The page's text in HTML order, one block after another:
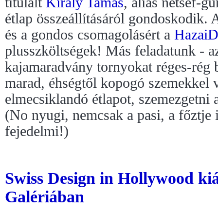
étlap összeállításáról gondoskodik.
és a gondos csomagolásért a
plusszköltségek! Más feladatunk -
kajamaradvány tornyokat réges-rég
marad, éhségtől kopogó szemekkel
elmecsiklandó étlapot, szemezgetni
(No nyugi, nemcsak a pasi, a főztje
fejedelmi!)
Swiss Design in Hollywood
Galériában